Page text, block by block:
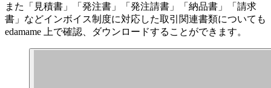
また「見積書」「発注書」「発注請書」「納品書」「請求
書」などインボイス制度に対応した取引関連書類についても
edamame 上で確認、ダウンロードすることができます。